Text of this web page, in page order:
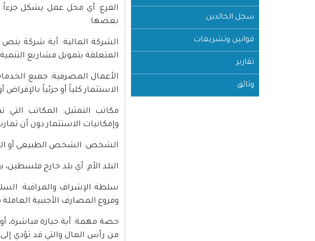
سجل الخالدين
قوانين وتشريعات
تقارير
وثائق
الفرع: أي محل عمل يشكل جزءاً
بعضها.
الشركة المالية: أية شركة
المتعلقة بتمويل مشاريع
الأعمال المصرفية: جميع
الاستثمار كلياً أو جزئياً
مكاتب التمثيل: المكاتب
وإمكانيات الاستثمار دون أن
الشخص: الشخص الطبيعي أو
البلد الأم: أي بلد خارج
سلطة الإشراف والمراقبة:
وفروع المصارف الأجنبية
من رأس المال والتي قد تؤدي